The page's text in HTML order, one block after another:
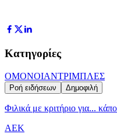
Κατηγορίες
ΟΜΟΝΟΙΑΝΤΡΙΜΠΛΕΣ
Ροή ειδήσεων Δημοφιλή
Φιλικά με κριτήριο για...
ΑΕΚ